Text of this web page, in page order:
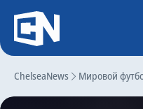
ChelseaNews Мировой
Регистрация
Главная